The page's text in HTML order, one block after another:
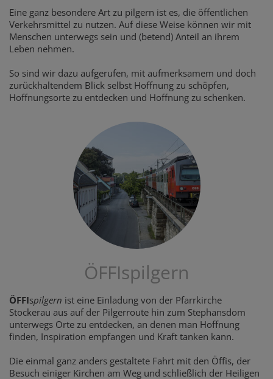
Eine ganz besondere Art zu pilgern ist es, die öffentlichen
Verkehrsmittel zu nutzen. Auf diese Weise können wir mit
Menschen unterwegs sein und (betend) Anteil an ihrem
Leben nehmen.
So sind wir dazu aufgerufen, mit aufmerksamem und doch
zurückhaltendem Blick selbst Hoffnung zu schöpfen,
Hoffnungsorte zu entdecken und Hoffnung zu schenken.
ÖFFIspilgern
ÖFFIspilgern ist eine Einladung von der Pfarrkirche
Stockerau aus auf der Pilgerroute hin zum Stephansdom
unterwegs Orte zu entdecken, an denen man Hoffnung
finden, Inspiration empfangen und Kraft tanken kann.
Die einmal ganz anders gestaltete Fahrt mit den Öffis, der
Besuch einiger Kirchen am Weg und schließlich der Heiligen